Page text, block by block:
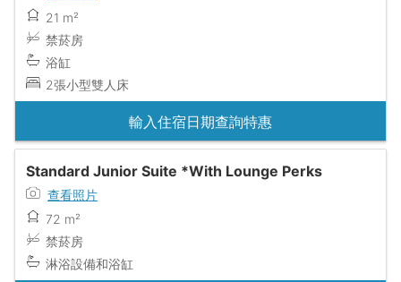
21 m²
禁菸房
浴缸
2張小型雙人床
輸入住宿日期查詢特惠
Standard Junior Suite *With Lounge Perks
查看照片
72 m²
禁菸房
淋浴設備和浴缸